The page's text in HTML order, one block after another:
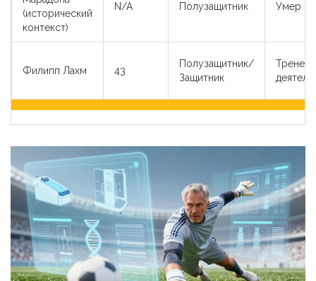
(исторический
контекст)
N/A Полузащитник Умер
Филипп Лахм 43
Полузащитник/
Защитник